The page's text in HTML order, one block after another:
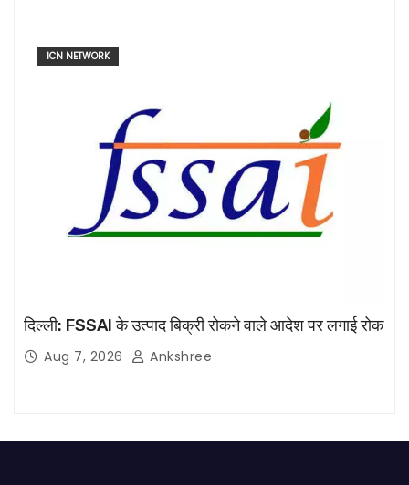
ICN NETWORK
दिल्ली: FSSAI के उत्पाद बिक्री रोकने वाले आदेश पर लगाई रोक
Aug 7, 2026 Ankshree